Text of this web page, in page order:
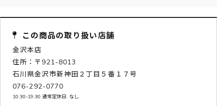
この商品の取り扱い店舗
金沢本店
住所：〒921-8013
石川県金沢市新神田２丁目５番１７号
076-292-0770
10:30-19:30 通常定休日: なし